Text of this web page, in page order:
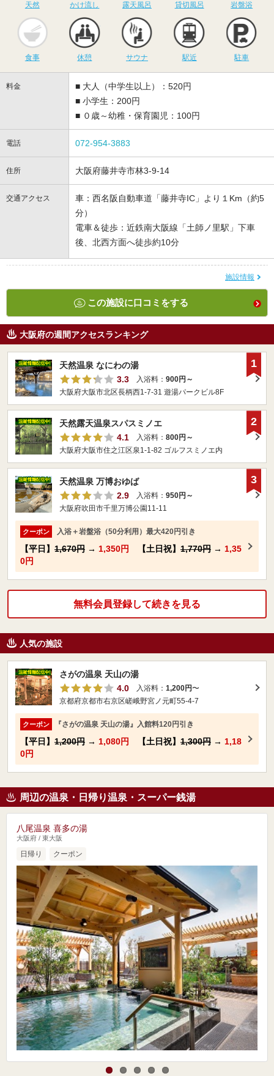
天然 かけ流し 露天風呂 貸切風呂 岩盤浴
食事 休憩
サウナ
サウナ 駅近 駐車
料金
■ 大人（中学生以上）：520円
■ 小学生：200円
■ ０歳～幼稚・保育園児：100円
電話 072-954-3883
住所 大阪府藤井寺市林3-9-14
交通アクセス
車：西名阪自動車道「藤井寺IC」より１Km（約5
分）
電車＆徒歩：近鉄南大阪線「土師ノ里駅」下車
後、北西方面へ徒歩約10分
施設情報
この施設に口コミをする
大阪府の週間アクセスランキング
天然温泉 なにわの湯
3.3
入浴料： 900円～
大阪府大阪市北区長柄西1-7-31 遊湯パークビル8F
1
天然露天温泉スパスミノエ
4.1
入浴料： 800円～
大阪府大阪市住之江区泉1-1-82 ゴルフスミノエ内
2
天然温泉 万博おゆば
2.9
入浴料： 950円～
大阪府吹田市千里万博公園11-11
クーポン 入浴＋岩盤浴（50分利用）最大420円引き
【平日】 1,670円 → 1,350円 【土日祝】 1,770円 → 1,35
0円
3
無料会員登録して続きを見る
人気の施設
さがの温泉 天山の湯
4.0
入浴料： 1,200円〜
京都府京都市右京区嵯峨野宮ノ元町55-4-7
クーポン 『さがの温泉 天山の湯』入館料120円引き
【平日】 1,200円 → 1,080円 【土日祝】 1,300円 → 1,18
0円
周辺の温泉・日帰り温泉・スーパー銭湯
八尾温泉 喜多の湯
大阪府 / 東大阪
日帰り クーポン